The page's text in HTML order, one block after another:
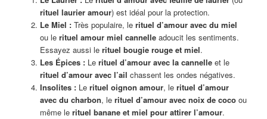
rituel laurier amour) est idéal pour la protection.
Le Miel :Très populaire, le rituel d’amour avec du miel
ou le rituel amour miel cannelleadoucit les sentiments.
Essayez aussi le rituel bougie rouge et miel.
Les Épices :Le rituel d’amour avec la cannelleet le
rituel d’amour avec l’ail chassent les ondes négatives.
Insolites :Le rituel oignon amour, le rituel d’amour
avec du charbon, le rituel d’amour avec noix de cocoou
même le rituel banane et miel pour attirer l’amour.